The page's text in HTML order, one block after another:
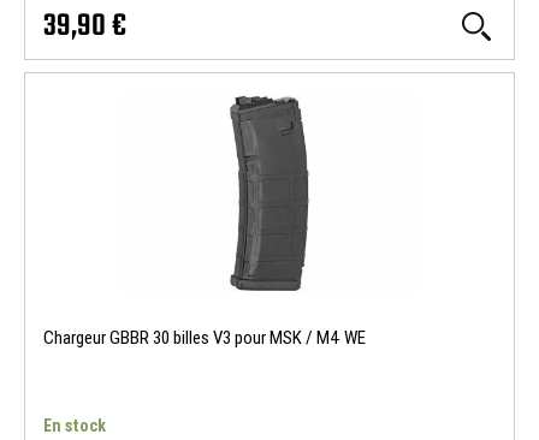
39,90 €
Chargeur GBBR 30 billes V3 pour MSK / M4 WE
En stock